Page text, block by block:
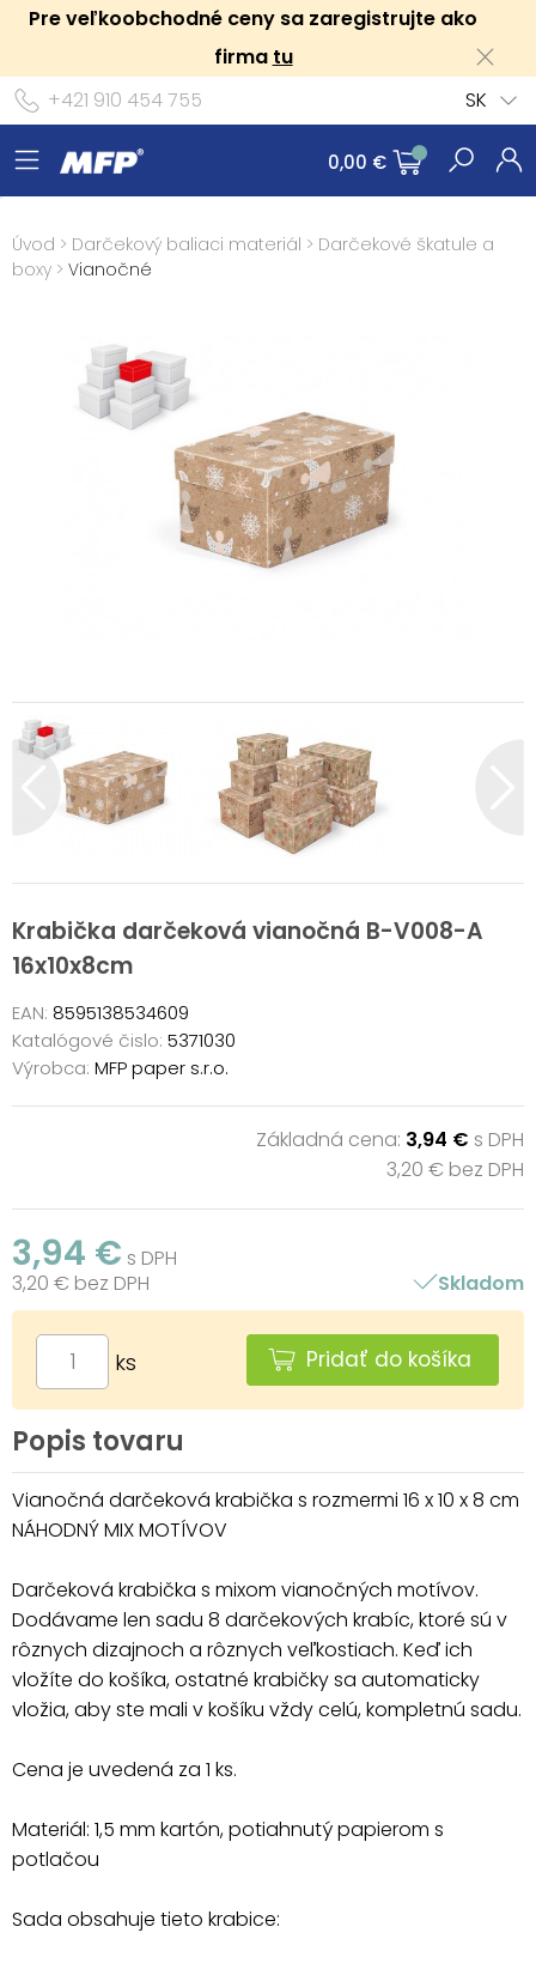
Pre veľkoobchodné ceny sa zaregistrujte ako
firma tu
+421 910 454 755
SK
0,00 €
Úvod > Darčekový baliaci materiál > Darčekové škatule a
boxy > Vianočné
Krabička darčeková vianočná B-V008-A
16x10x8cm
EAN: 8595138534609
Katalógové čislo: 5371030
Výrobca: MFP paper s.r.o.
Základná cena: 3,94 € s DPH
3,20 € bez DPH
3,94 € s DPH
3,20 € bez DPH
Skladom
ks Pridať do košíka
Popis tovaru
Vianočná darčeková krabička s rozmermi 16 x 10 x 8 cm
NÁHODNÝ MIX MOTÍVOV
Darčeková krabička s mixom vianočných motívov.
Dodávame len sadu 8 darčekových krabíc, ktoré sú v
rôznych dizajnoch a rôznych veľkostiach. Keď ich
vložíte do košíka, ostatné krabičky sa automaticky
vložia, aby ste mali v košíku vždy celú, kompletnú sadu.
Cena je uvedená za 1 ks.
Materiál: 1,5 mm kartón, potiahnutý papierom s
potlačou
Sada obsahuje tieto krabice: